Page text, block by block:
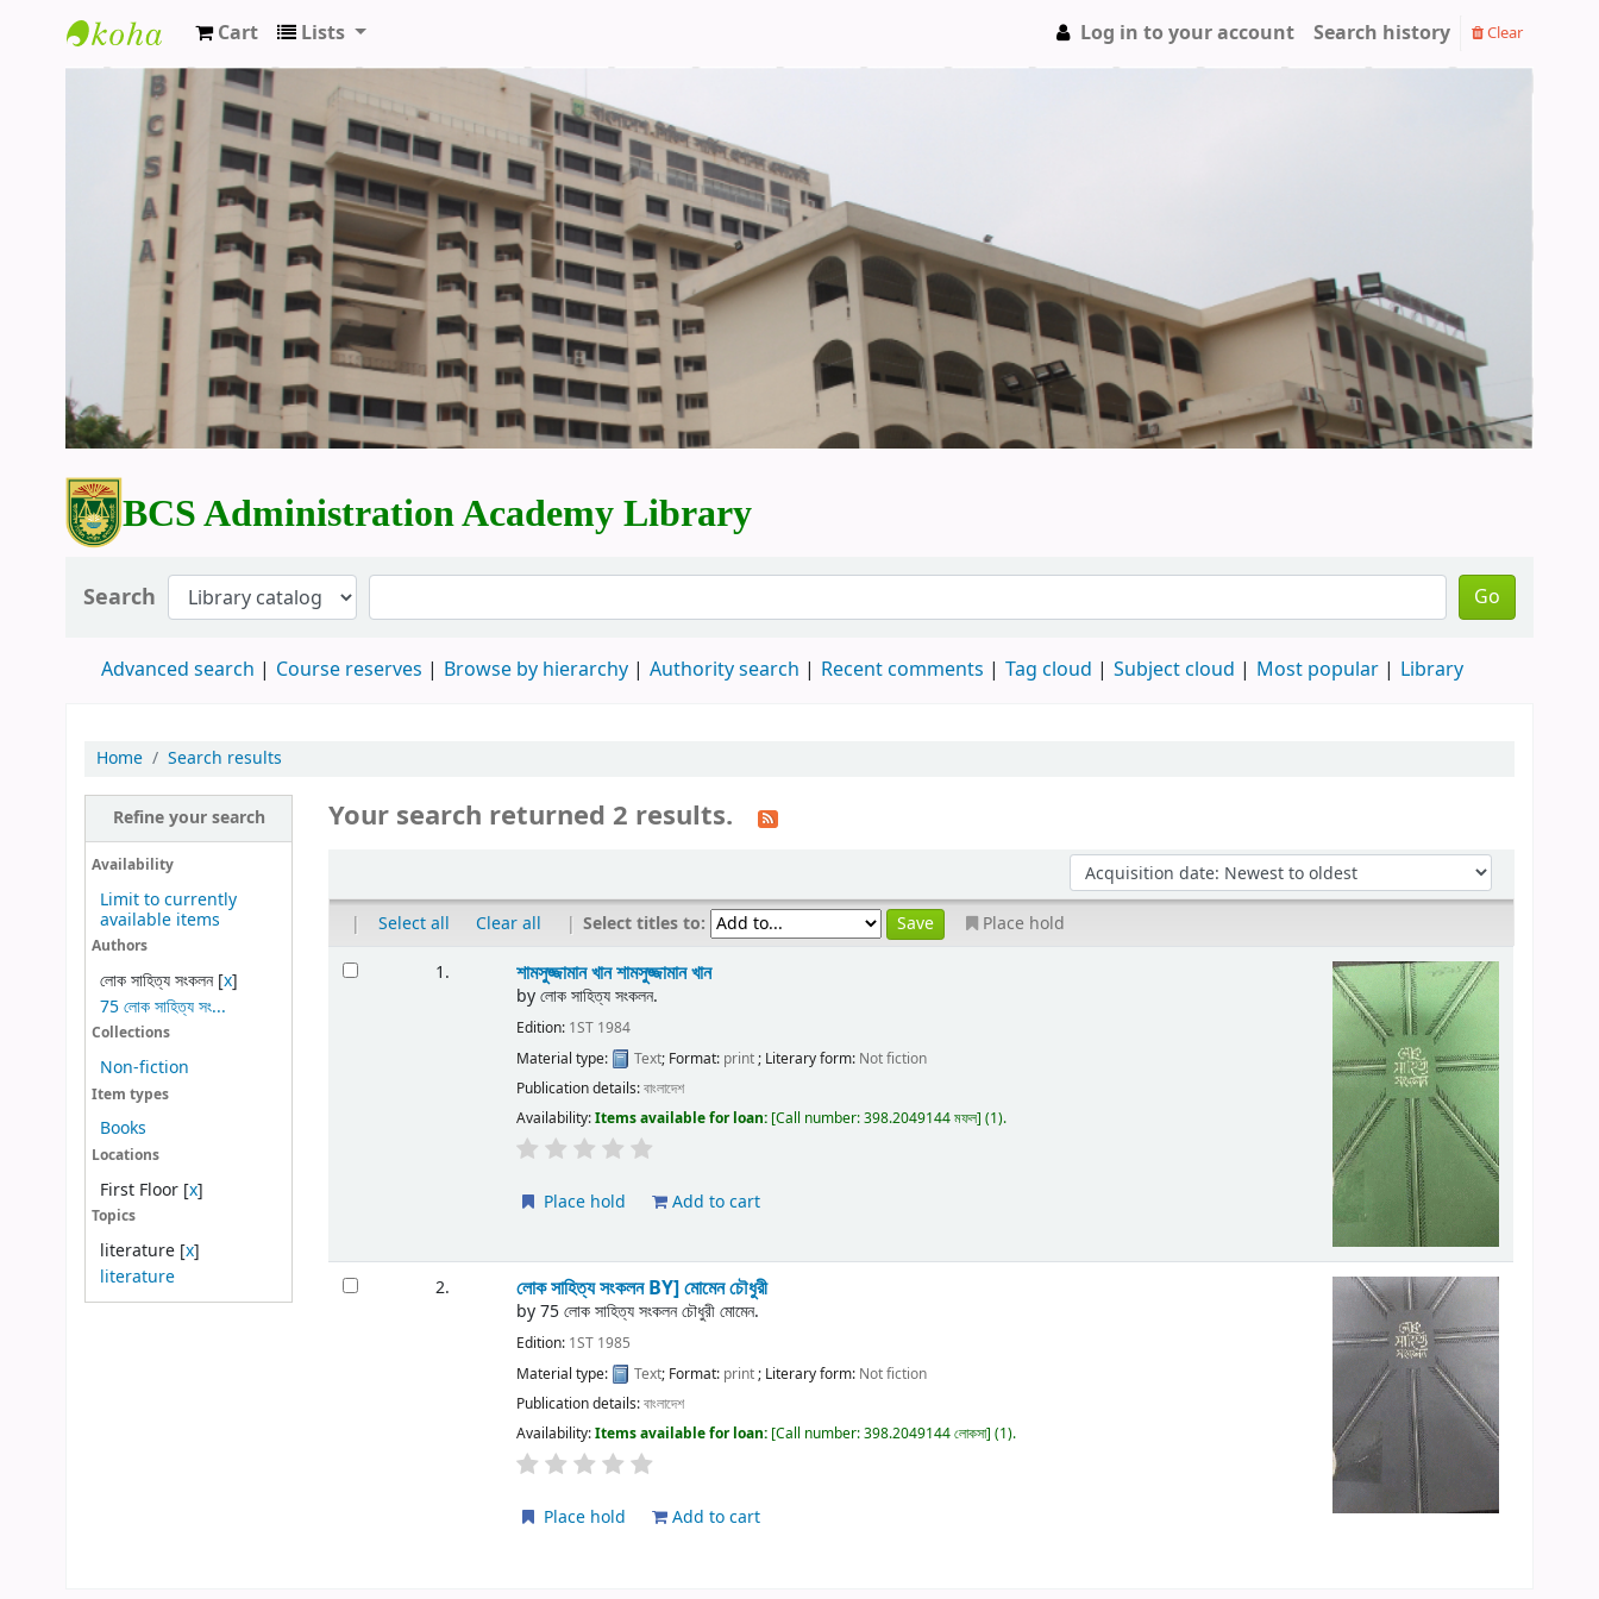
BCS Administration Academy Library
Cart Lists Log in to your account Search history Clear
BCS Administration Academy Library
Search Go
Advanced search Course reserves Browse by hierarchy Authority search Recent comments Tag cloud Subject cloud Most popular Library
Home Search results
Refine your search
Availability
Limit to currently
available items
Authors
লোক সাহিত্য সংকলন[x]
75 লোক সাহিত্য সং...
Collections
Non-fiction
Item types
Books
Locations
First Floor[x]
Topics
literature[x]
literature
Your search returned 2 results.
| Select all Clear all | Select titles to:
Place hold
1.
শামসুজ্জামান খানশামসুজ্জামান খান
byলোক সাহিত্য সংকলন.
Edition: 1ST 1984
Material type:
Text; Format: print ; Literary form: Not fiction
Publication details:বাংলাদেশ
Availability:Items available for loan: Call number:398.2049144 মফল (1).
Place hold Add to cart
2. লোক সাহিত্য সংকলনBY] মোমেন চৌধুরী
by75 লোক সাহিত্য সংকলন চৌধুরী মোমেন.
Edition: 1ST 1985
Material type:
Text; Format: print; Literary form: Not fiction
Publication details:বাংলাদেশ
Availability:Items available for loan: Call number:398.2049144 লোকসা (1).
Place hold Add to cart